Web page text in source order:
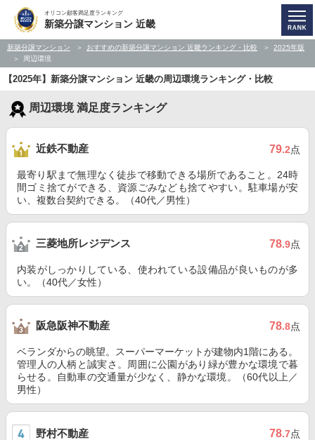
オリコン顧客満足度ランキング
新築分譲マンション 近畿
新築分譲マンション おすすめの新築分譲マンション 近畿ランキング・比較
2025年版
周辺環境
【2025年】新築分譲マンション 近畿の周辺環境ランキング・比較
周辺環境 満足度ランキング
近鉄不動産 79.2点
最寄り駅まで無理なく徒歩で移動できる場所であること。24時
間ゴミ捨てができる、資源ごみなども捨てやすい。駐車場が安
い、複数台契約できる。（40代／男性）
三菱地所レジデンス 78.9点
内装がしっかりしている、使われている設備品が良いものが多
い。（40代／女性）
阪急阪神不動産 78.8点
ベランダからの眺望。スーパーマーケットが建物内1階にある。
管理人の人柄と誠実さ。周囲に公園があり緑が豊かな環境で暮
らせる。自動車の交通量が少なく、静かな環境。（60代以上／
男性）
野村不動産 78.7点